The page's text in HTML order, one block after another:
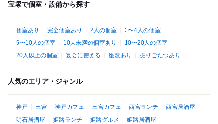
宝塚で個室・設備から探す
個室あり 完全個室あり 2人の個室
3〜4人の個室
5〜10人の個室
10人未満の個室あり
10〜20人の個室
20人以上の個室
宴会に使える 座敷あり 掘りごたつあり
人気のエリア・ジャンル
神戸 三宮 神戸カフェ 三宮カフェ 西宮ランチ
西宮居酒屋
明石居酒屋
姫路ランチ 姫路グルメ 姫路居酒屋